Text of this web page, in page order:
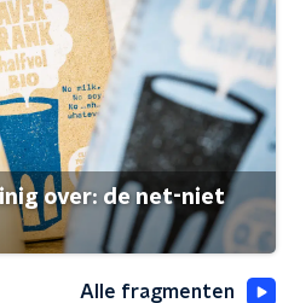
over: de net-niet
Alle fragmenten